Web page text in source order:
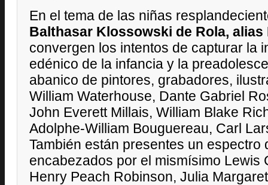
En el tema de las niñas
Balthasar Klossowski de Rola, alias
convergen los intentos de capturar la
edénico de la infancia y la
abanico de pintores, grabadores,
William Waterhouse, Dante Gabriel
John Everett Millais, William Blake
Adolphe-William Bouguereau, Carl
También están presentes un espectro
encabezados por el mismísimo Lewis
Henry Peach Robinson, Julia